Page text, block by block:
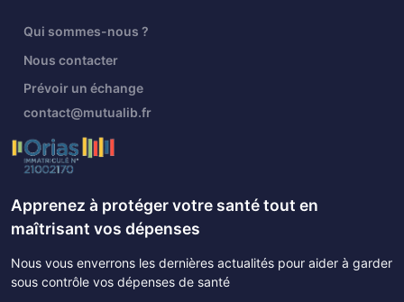
Qui sommes-nous ?
Nous contacter
Prévoir un échange
contact@mutualib.fr
Apprenez à protéger votre santé tout en
maîtrisant vos dépenses
Nous vous enverrons les dernières actualités pour aider à garder
sous contrôle vos dépenses de santé